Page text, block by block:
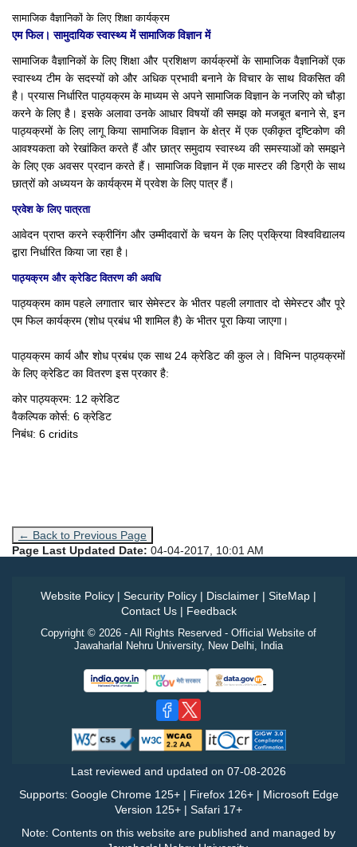
सामाजिक वैज्ञानिकों के लिए शिक्षा कार्यक्रम
एम फिल।सामुदायिक स्वास्थ्य में सामाजिक विज्ञान में
सामाजिक वैज्ञानिकों के लिए शिक्षा और प्रशिक्षण कार्यक्रमों के सामाजिक वैज्ञानिकों एक
स्वास्थ्य टीम के सदस्यों को और अधिक प्रभावी बनाने के विचार के साथ विकसित की
है।प्रयास निर्धारित पाठ्यक्रम के माध्यम से अपने सामाजिक विज्ञान के नजरिए को चौड़ा
करने के लिए है। इसके अलावा उनके आधार विषयों की समझ को मजबूत बनाने से, इन
पाठ्यक्रमों के लिए लागू किया सामाजिक विज्ञान के क्षेत्र में एक एकीकृत दृष्टिकोण की
आवश्यकता को रेखांकित करते हैं और छात्र समुदाय स्वास्थ्य की समस्याओं को समझने
के लिए एक अवसर प्रदान करते हैं। सामाजिक विज्ञान में एक मास्टर की डिग्री के साथ
छात्रों को अध्ययन के कार्यक्रम में प्रवेश के लिए पात्र हैं।
प्रवेश के लिए पात्रता
आवेदन प्राप्त करने स्क्रीनिंग और उम्मीदवारों के चयन के लिए प्रक्रिया विश्वविद्यालय
द्वारा निर्धारित किया जा रहा है।
पाठ्यक्रम और क्रेडिट वितरण की अवधि
पाठ्यक्रम काम पहले लगातार चार सेमेस्टर के भीतर पहली लगातार दो सेमेस्टर और पूरे
एम फिल कार्यक्रम (शोध प्रबंध भी शामिल है) के भीतर पूरा किया जाएगा।
पाठ्यक्रम कार्य और शोध प्रबंध एक साथ 24 क्रेडिट की कुल ले।विभिन्न पाठ्यक्रमों
के लिए क्रेडिट का वितरण इस प्रकार है:
कोर पाठ्यक्रम: 12 क्रेडिट
वैकल्पिक कोर्स: 6 क्रेडिट
निबंध: 6 cridits
← Back to Previous Page
Page Last Updated Date: 04-04-2017, 10:01 AM
Website Policy | Security Policy | Disclaimer | SiteMap |
Contact Us| Feedback
Copyright © 2026 - All Rights Reserved - Official Website of
Jawaharlal Nehru University, New Delhi, India
Last reviewed and updated on 07-08-2026
Supports: Google Chrome 125+ | Firefox 126+ | Microsoft Edge
Version 125+ | Safari 17+
Note: Contents on this website are published and managed by